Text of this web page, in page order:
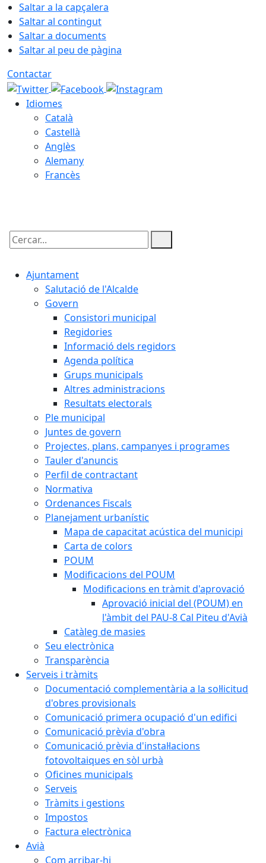
Saltar a la capçalera
Saltar al contingut
Saltar a documents
Saltar al peu de pàgina
Contactar
Idiomes
Català
Castellà
Anglès
Alemany
Francès
Cercar:
Ajuntament
Salutació de l'Alcalde
Govern
Consistori municipal
Regidories
Informació dels regidors
Agenda política
Grups municipals
Altres administracions
Resultats electorals
Ple municipal
Juntes de govern
Projectes, plans, campanyes i programes
Tauler d'anuncis
Perfil de contractant
Normativa
Ordenances Fiscals
Planejament urbanístic
Mapa de capacitat acústica del municipi
Carta de colors
POUM
Modificacions del POUM
Modificacions en tràmit d'aprovació
Aprovació inicial del (POUM) en
l'àmbit del PAU-8 Cal Piteu d'Avià
Catàleg de masies
Seu electrònica
Transparència
Serveis i tràmits
Documentació complementària a la sol·licitud
d'obres provisionals
Comunicació primera ocupació d'un edifici
Comunicació prèvia d'obra
Comunicació prèvia d'instal·lacions
fotovoltaiques en sòl urbà
Oficines municipals
Serveis
Tràmits i gestions
Impostos
Factura electrònica
Avià
Com arribar-hi